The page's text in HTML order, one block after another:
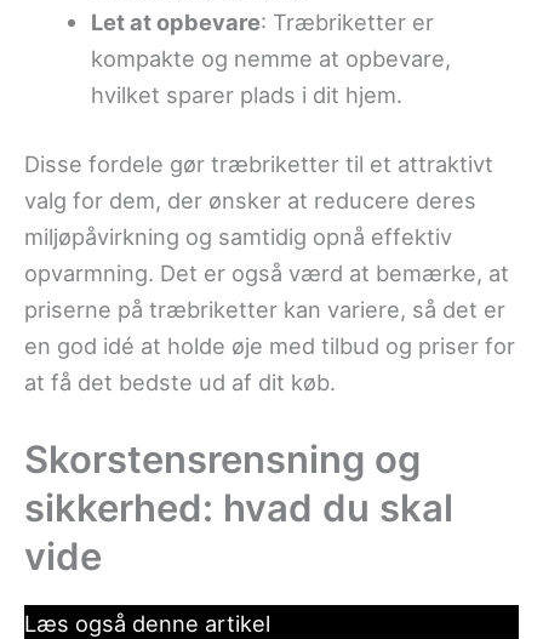
Let at opbevare: Træbriketter er
kompakte og nemme at opbevare,
hvilket sparer plads i dit hjem.
Disse fordele gør træbriketter til et attraktivt
valg for dem, der ønsker at reducere deres
miljøpåvirkning og samtidig opnå effektiv
opvarmning. Det er også værd at bemærke, at
priserne på træbriketter kan variere, så det er
en god idé at holde øje med tilbud og priser for
at få det bedste ud af dit køb.
Skorstensrensning og
sikkerhed: hvad du skal
vide
Læs også denne artikel